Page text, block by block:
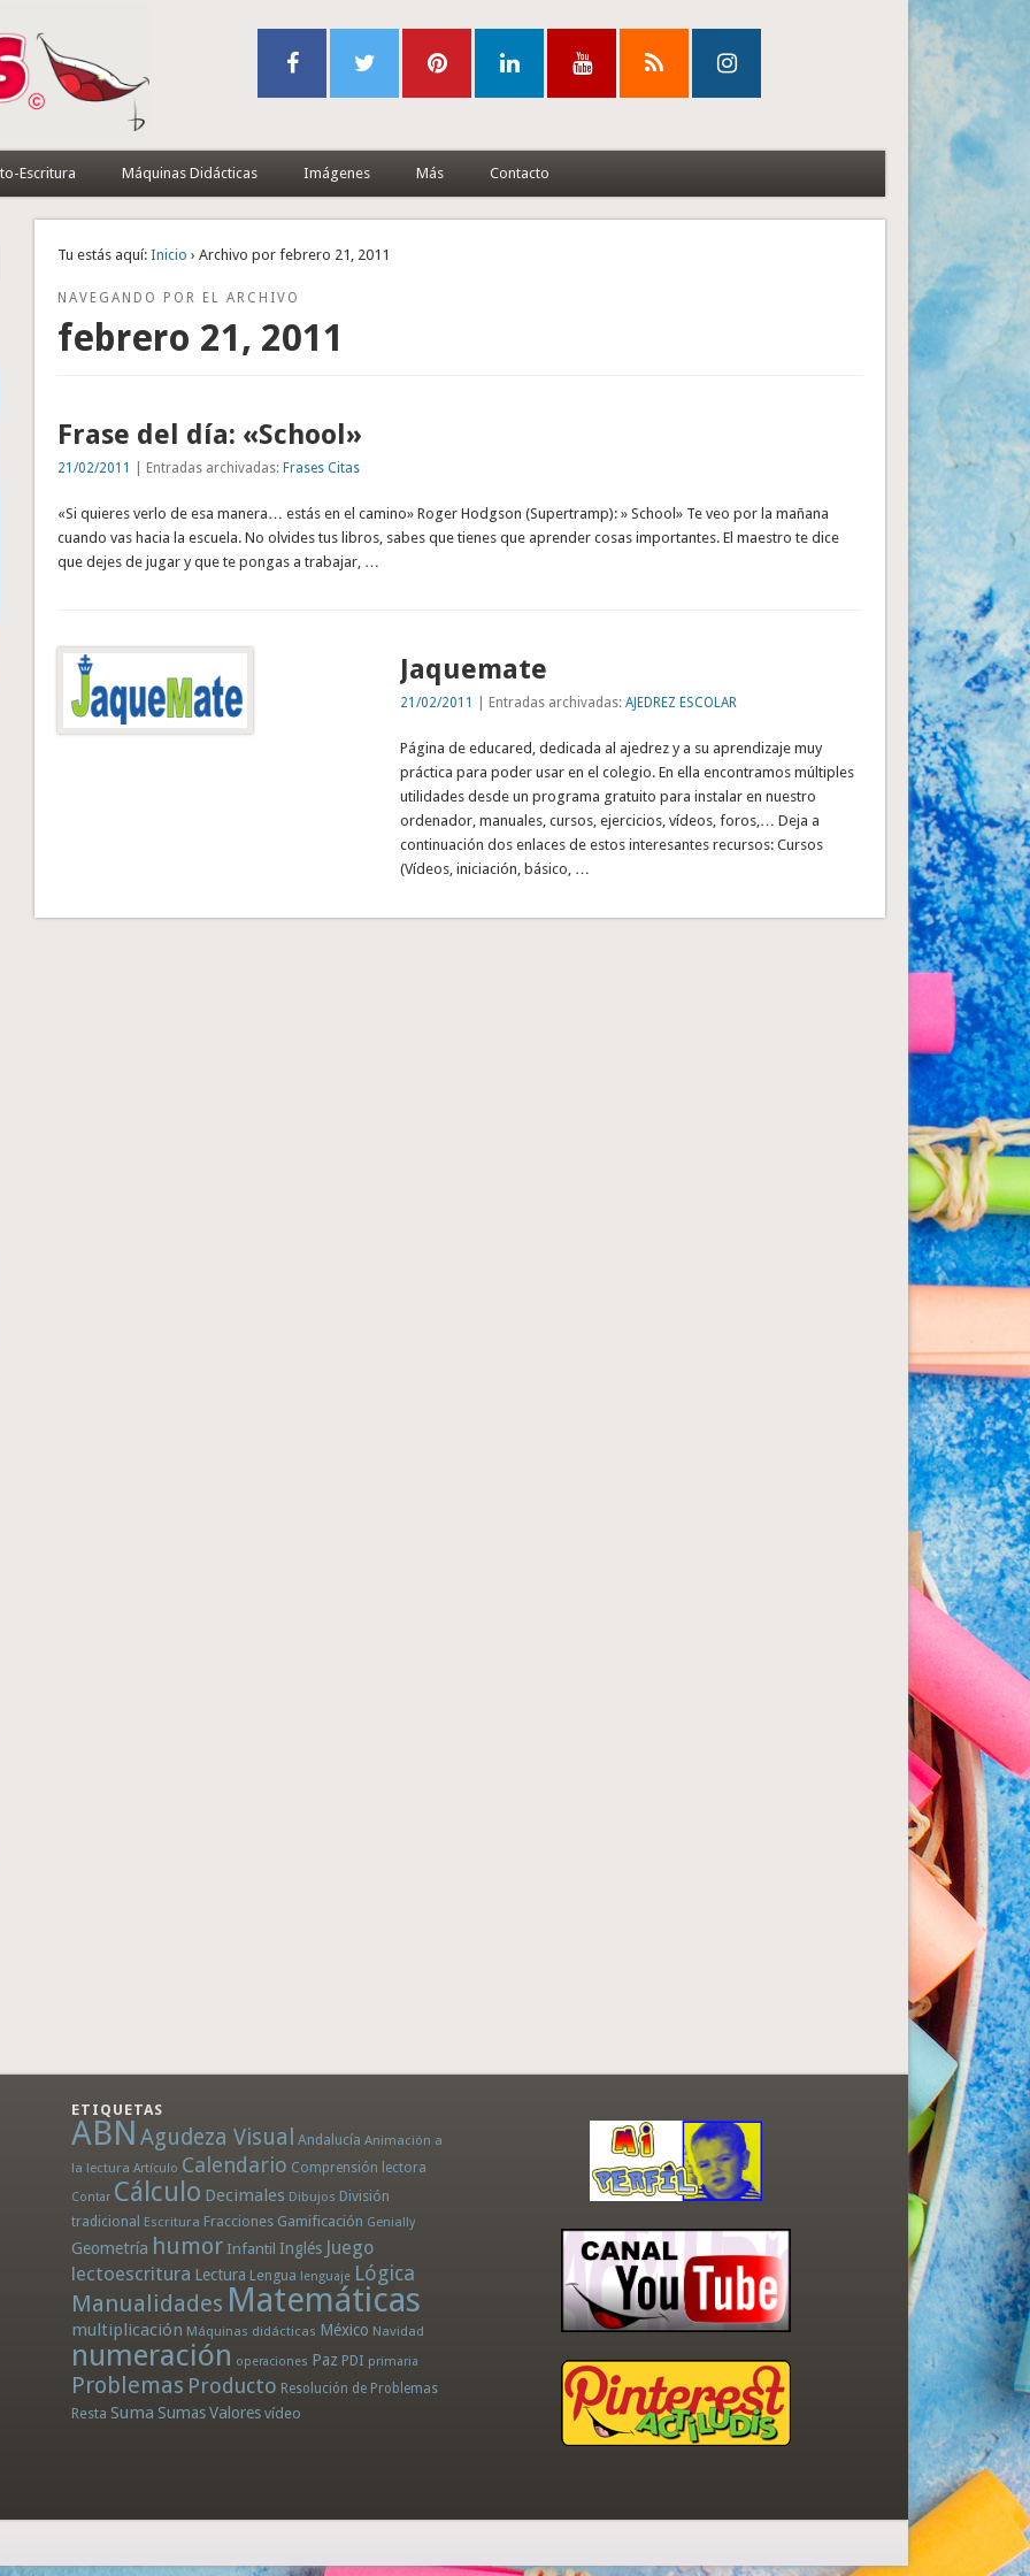
Escritura Máquinas Didácticas Imágenes Más Contacto
Tu estás aquí: Inicio › Archivo por febrero 21, 2011
NAVEGANDO POR EL ARCHIVO
febrero 21, 2011
Frase del día: «School»
21/02/2011 | Entradas archivadas:Frases Citas
«Si quieres verlo de esa manera… estás en el camino» Roger Hodgson (Supertramp): » School» Te veo por la mañana
cuando vas hacia la escuela. No olvides tus libros, sabes que tienes que aprender cosas importantes. El maestro te dice
que dejes de jugar y que te pongas a trabajar, …
Jaquemate
21/02/2011 | Entradas archivadas: AJEDREZ ESCOLAR
Página de educared, dedicada al ajedrez y a su aprendizaje muy
práctica para poder usar en el colegio. En ella encontramos múltiples
utilidades desde un programa gratuito para instalar en nuestro
ordenador, manuales, cursos, ejercicios, vídeos, foros,… Deja a
continuación dos enlaces de estos interesantes recursos: Cursos
(Vídeos, iniciación, básico, …
ETIQUETAS
ABN Agudeza Visual Andalucía Animación a
la lectura Artículo Calendario Comprensión lectora
Contar Cálculo Decimales Dibujos División
tradicional Escritura Fracciones Gamificación Genially
Geometría humor Infantil Inglés Juego
lectoescritura Lectura Lengua lenguaje Lógica
Manualidades Matemáticas
multiplicación Máquinas didácticas México Navidad
numeración operaciones Paz PDI primaria
Problemas Producto Resolución de Problemas
Resta Suma SumasValores vídeo